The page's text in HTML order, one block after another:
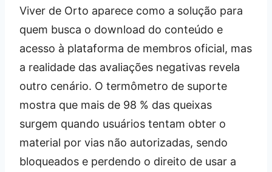
Viver de Orto aparece como a solução para
quem busca o download do conteúdo e
acesso à plataforma de membros oficial, mas
a realidade das avaliações negativas revela
outro cenário. O termômetro de suporte
mostra que mais de 98 % das queixas
surgem quando usuários tentam obter o
material por vias não autorizadas, sendo
bloqueados e perdendo o direito de usar a